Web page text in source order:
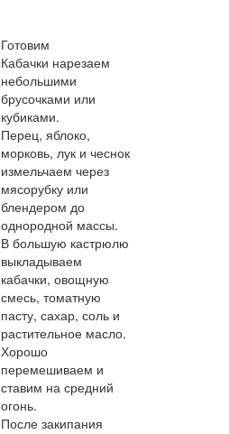
Готовим
Кабачки нарезаем
небольшими
брусочками или
кубиками.
Перец, яблоко,
морковь, лук и чеснок
измельчаем через
мясорубку или
блендером до
однородной массы.
В большую кастрюлю
выкладываем
кабачки, овощную
смесь, томатную
пасту, сахар, соль и
растительное масло.
Хорошо
перемешиваем и
ставим на средний
огонь.
После закипания